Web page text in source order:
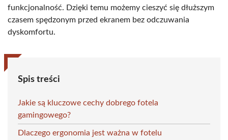
funkcjonalność. Dzięki temu możemy cieszyć się dłuższym
czasem spędzonym przed ekranem bez odczuwania
dyskomfortu.
Spis treści
Jakie są kluczowe cechy dobrego fotela
gamingowego?
Dlaczego ergonomia jest ważna w fotelu